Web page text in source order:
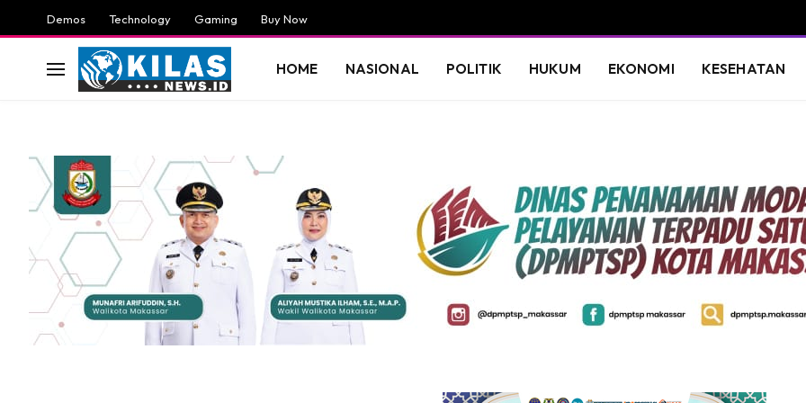
Demos Technology Gaming Buy Now
HOME NASIONAL POLITIK HUKUM EKONOMI KESEHATAN